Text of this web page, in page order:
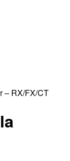
– RX/FX/CT